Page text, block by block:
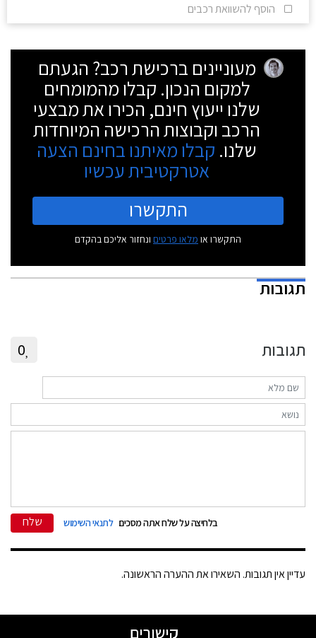
הוסף להשוואת רכבים
מעוניינים ברכישת רכב? הגעתם
למקום הנכון. קבלו מהמומחים
שלנו ייעוץ חינם, הכירו את מבצעי
הרכב וקבוצות הרכישה המיוחדות
שלנו. קבלו מאיתנו בחינם הצעה
אטרקטיבית עכשיו
התקשרו
התקשרו או מלאו פרטים ונחזור אליכם בהקדם
תגובות
תגובות 0
בלחיצה על שלח אתה מסכים לתנאי השימוש שלח
עדיין אין תגובות. השאירו את ההערה הראשונה.
קישורים